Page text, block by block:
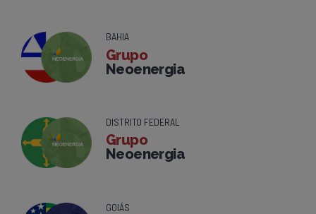
BAHIA
Grupo
Neoenergia
DISTRITO FEDERAL
Grupo
Neoenergia
GOIÁS